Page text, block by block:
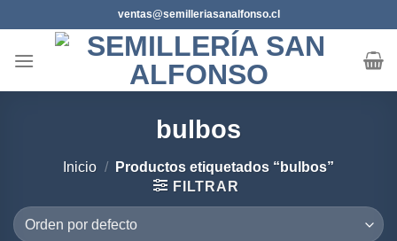
al
contenido
ventas@semilleriasanalfonso.cl
bulbos
Inicio /
Productos etiquetados “bulbos”
FILTRAR